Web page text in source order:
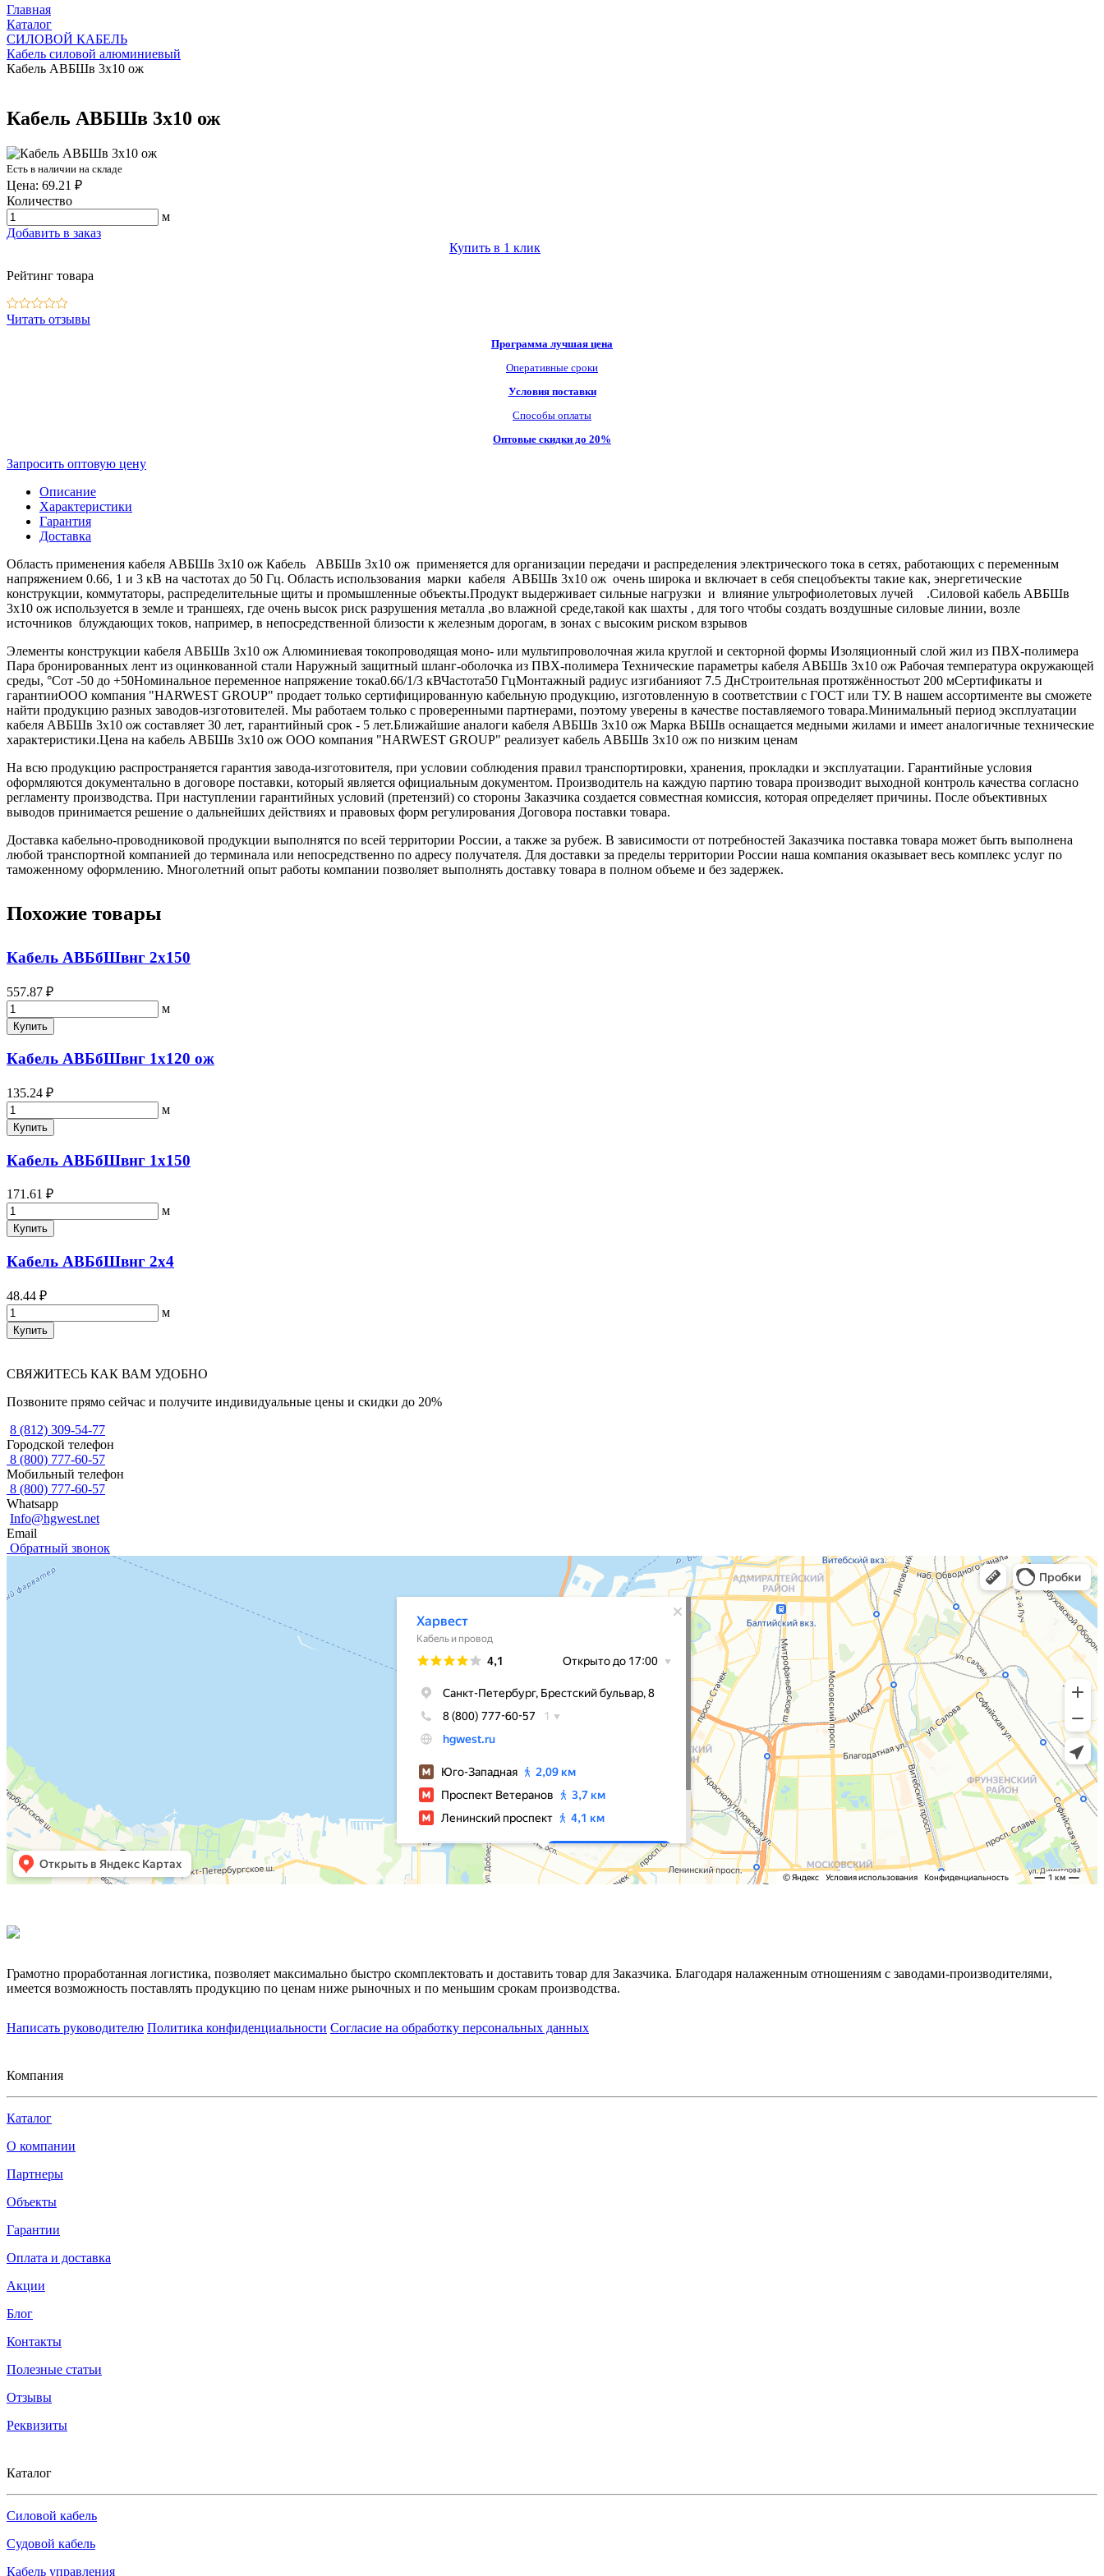
Главная
Каталог
СИЛОВОЙ КАБЕЛЬ
Кабель силовой алюминиевый
Кабель АВБШв 3х10 ож
Кабель АВБШв 3х10 ож
Есть в наличии на складе
Цена: 69.21 ₽
Количество
м
Добавить в заказ
Купить в 1 клик
Рейтинг товара
Читать отзывы
Программа лучшая цена
Оперативные сроки
Условия поставки
Способы оплаты
Оптовые скидки до 20%
Запросить оптовую цену
Описание
Характеристики
Гарантия
Доставка
Область применения кабеля АВБШв 3х10 ож Кабель АВБШв 3х10 ож применяется для организации передачи и распределения электрического тока в сетях, работающих с переменным
напряжением 0.66, 1 и 3 кВ на частотах до 50 Гц. Область использования марки кабеля АВБШв 3х10 ож очень широка и включает в себя спецобъекты такие как, энергетические
конструкции, коммутаторы, распределительные щиты и промышленные объекты.Продукт выдерживает сильные нагрузки и влияние ультрофиолетовых лучей .Силовой кабель АВБШв
3х10 ож используется в земле и траншеях, где очень высок риск разрушения металла ,во влажной среде,такой как шахты , для того чтобы создать воздушные силовые линии, возле
источников блуждающих токов, например, в непосредственной близости к железным дорогам, в зонах с высоким риском взрывов
Элементы конструкции кабеля АВБШв 3х10 ож Алюминиевая токопроводящая моно- или мультипроволочная жила круглой и секторной формы Изоляционный слой жил из ПВХ-полимера
Пара бронированных лент из оцинкованной стали Наружный защитный шланг-оболочка из ПВХ-полимера Технические параметры кабеля АВБШв 3х10 ож Рабочая температура окружающей
среды, °Сот -50 до +50Номинальное переменное напряжение тока0.66/1/3 кВЧастота50 ГцМонтажный радиус изгибанияот 7.5 ДнСтроительная протяжённостьот 200 мСертификаты и
гарантииООО компания "HARWEST GROUP" продает только сертифицированную кабельную продукцию, изготовленную в соответствии с ГОСТ или ТУ. В нашем ассортименте вы сможете
найти продукцию разных заводов-изготовителей. Мы работаем только с проверенными партнерами, поэтому уверены в качестве поставляемого товара.Минимальный период эксплуатации
кабеля АВБШв 3х10 ож составляет 30 лет, гарантийный срок - 5 лет.Ближайшие аналоги кабеля АВБШв 3х10 ож Марка ВБШв оснащается медными жилами и имеет аналогичные технические
характеристики.Цена на кабель АВБШв 3х10 ож ООО компания "HARWEST GROUP" реализует кабель АВБШв 3х10 ож по низким ценам
На всю продукцию распространяется гарантия завода-изготовителя, при условии соблюдения правил транспортировки, хранения, прокладки и эксплуатации. Гарантийные условия
оформляются документально в договоре поставки, который является официальным документом. Производитель на каждую партию товара производит выходной контроль качества согласно
регламенту производства. При наступлении гарантийных условий (претензий) со стороны Заказчика создается совместная комиссия, которая определяет причины. После объективных
выводов принимается решение о дальнейших действиях и правовых форм регулирования Договора поставки товара.
Доставка кабельно-проводниковой продукции выполнятся по всей территории России, а также за рубеж. В зависимости от потребностей Заказчика поставка товара может быть выполнена
любой транспортной компанией до терминала или непосредственно по адресу получателя. Для доставки за пределы территории России наша компания оказывает весь комплекс услуг по
таможенному оформлению. Многолетний опыт работы компании позволяет выполнять доставку товара в полном объеме и без задержек.
Похожие товары
Кабель АВБбШвнг 2х150
557.87 ₽
м
Купить
Кабель АВБбШвнг 1х120 ож
135.24 ₽
м
Купить
Кабель АВБбШвнг 1х150
171.61 ₽
м
Купить
Кабель АВБбШвнг 2х4
48.44 ₽
м
Купить
СВЯЖИТЕСЬ КАК ВАМ УДОБНО
Позвоните прямо сейчас и получите индивидуальные цены и скидки до 20%
8 (812) 309-54-77
Городской телефон
8 (800) 777-60-57
Мобильный телефон
8 (800) 777-60-57
Whatsapp
Info@hgwest.net
Email
Обратный звонок
Грамотно проработанная логистика, позволяет максимально быстро скомплектовать и доставить товар для Заказчика. Благодаря налаженным отношениям с заводами-производителями,
имеется возможность поставлять продукцию по ценам ниже рыночных и по меньшим срокам производства.
Написать руководителю Политика конфиденциальности Согласие на обработку персональных данных
Компания
Каталог
О компании
Партнеры
Объекты
Гарантии
Оплата и доставка
Акции
Блог
Контакты
Полезные статьи
Отзывы
Реквизиты
Каталог
Силовой кабель
Судовой кабель
Кабель управления